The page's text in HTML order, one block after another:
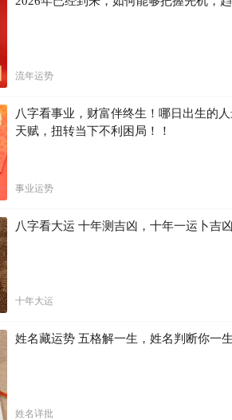
流年运势
八字看事业，财富伴终生！哪日出生的
天赋，扭转当下不利困局！！
事业运势
八字看大运 十年测吉凶，十年一运卜吉
十年大运
姓名藏运势 五格解一生，姓名判断你一
姓名详批